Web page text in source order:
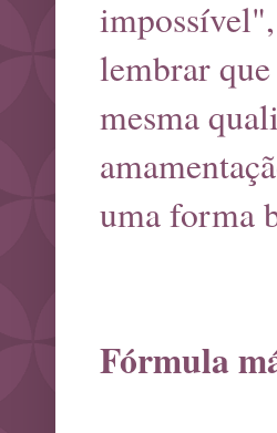
lembrar
mesma
uma forma
Fórmula